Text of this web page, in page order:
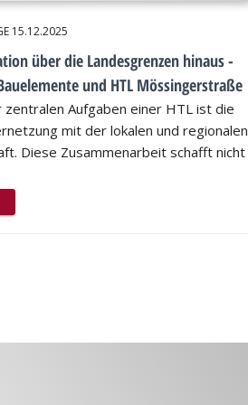
15.12.2025
über die Landesgrenzen hinaus -
und HTL Mössingerstraße
zentralen Aufgaben einer HTL ist die
mit der lokalen und regionalen
Diese Zusammenarbeit schafft nicht